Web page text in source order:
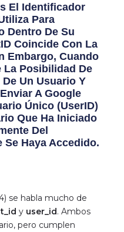
El Identificador
Para
Dentro De Su
Coincide Con La
Embargo, Cuando
La Posibilidad De
Un Usuario Y
A Google
Único (userID)
Que Ha Iniciado
Del
Haya Accedido.
se habla mucho de
y user_id. Ambos
pero cumplen